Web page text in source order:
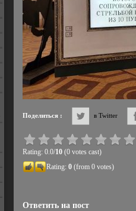
Поделиться : в Twitter
Rating: 0.0/10(0 votes cast)
Rating: 0(from 0 votes)
Ответить на пост